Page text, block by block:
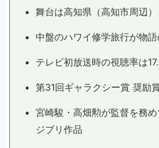
舞台は高知県（高知市周辺
中盤のハワイ修学旅行が物
テレビ初放送時の視聴率は
第31回ギャラクシー賞 奨励
宮崎駿・高畑勲が監督を務
ジブリ作品